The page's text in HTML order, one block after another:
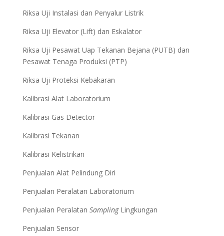
Riksa Uji Instalasi dan Penyalur Listrik
Riksa Uji Elevator (Lift) dan Eskalator
Riksa Uji Pesawat Uap Tekanan Bejana (PUTB) dan
Pesawat Tenaga Produksi (PTP)
Riksa Uji Proteksi Kebakaran
Kalibrasi Alat Laboratorium
Kalibrasi Gas Detector
Kalibrasi Tekanan
Kalibrasi Kelistrikan
Penjualan Alat Pelindung Diri
Penjualan Peralatan Laboratorium
Penjualan Peralatan SamplingLingkungan
Penjualan Sensor